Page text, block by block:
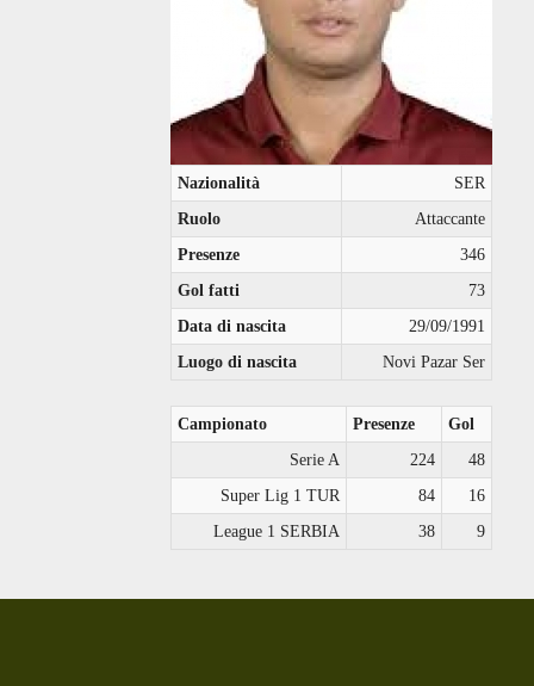
Nazionalità
SER
Ruolo
Attaccante
Presenze
346
Gol fatti
73
Data di nascita
29/09/1991
Luogo di nascita
Novi Pazar Ser
Campionato Presenze
Gol
Serie A
224
48
Super Lig 1 TUR
84
16
League 1 SERBIA
38 9